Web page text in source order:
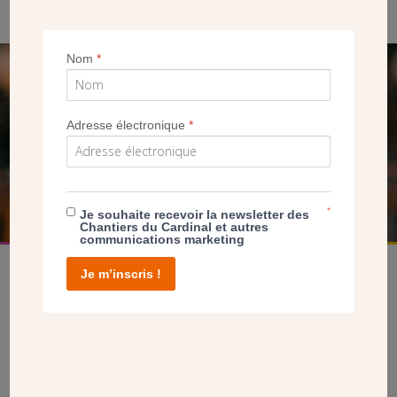
SEUL VOTRE DON
NOUS PERMET D’AGIR
Nom*
Adresse électronique*
Je souhaite recevoir la newsletter des
Chantiers du Cardinal et autres
communications marketing
*
Je m’inscris !